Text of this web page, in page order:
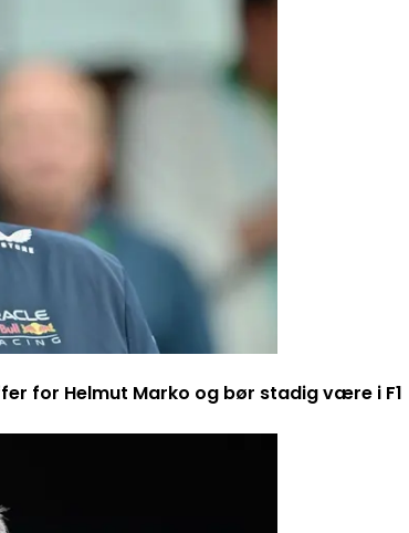
for Helmut Marko og bør stadig være i F1